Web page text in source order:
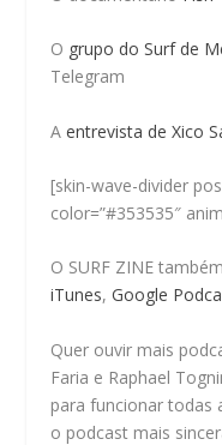
O grupo do Surf de
Telegram
Aentrevista de Xico
[skin-wave-divider
color=”#353535″
O SURF ZINE
iTunes,Google
Quer ouvir mais
Faria e Raphael
para funcionar
o podcast mais